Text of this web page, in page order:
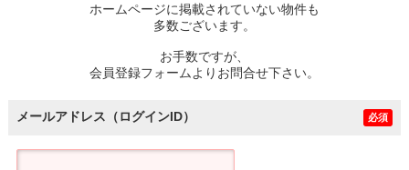
住宅ローン控除シミュレータホームページに掲載されていない物件も
多数ございます。
お手数ですが、
会員登録フォームよりお問合せ下さい。
メールアドレス（ログインID） 必須